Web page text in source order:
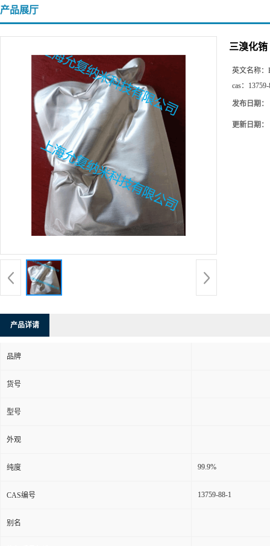
产品展厅
三溴化铕
英文名称：
cas：
发布日期：
更新日期：
产品详请
品牌
货号
型号
外观
纯度 99.9%
CAS编号 13759-88-1
别名